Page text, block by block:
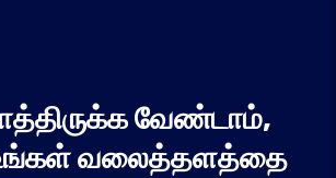
வேண்டாம்,
வலைத்தளத்தை